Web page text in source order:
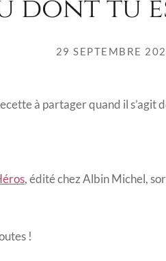
dont tu
29 SEPTEMBRE
à partager quand il s’agit
, édité chez Albin Michel,
!